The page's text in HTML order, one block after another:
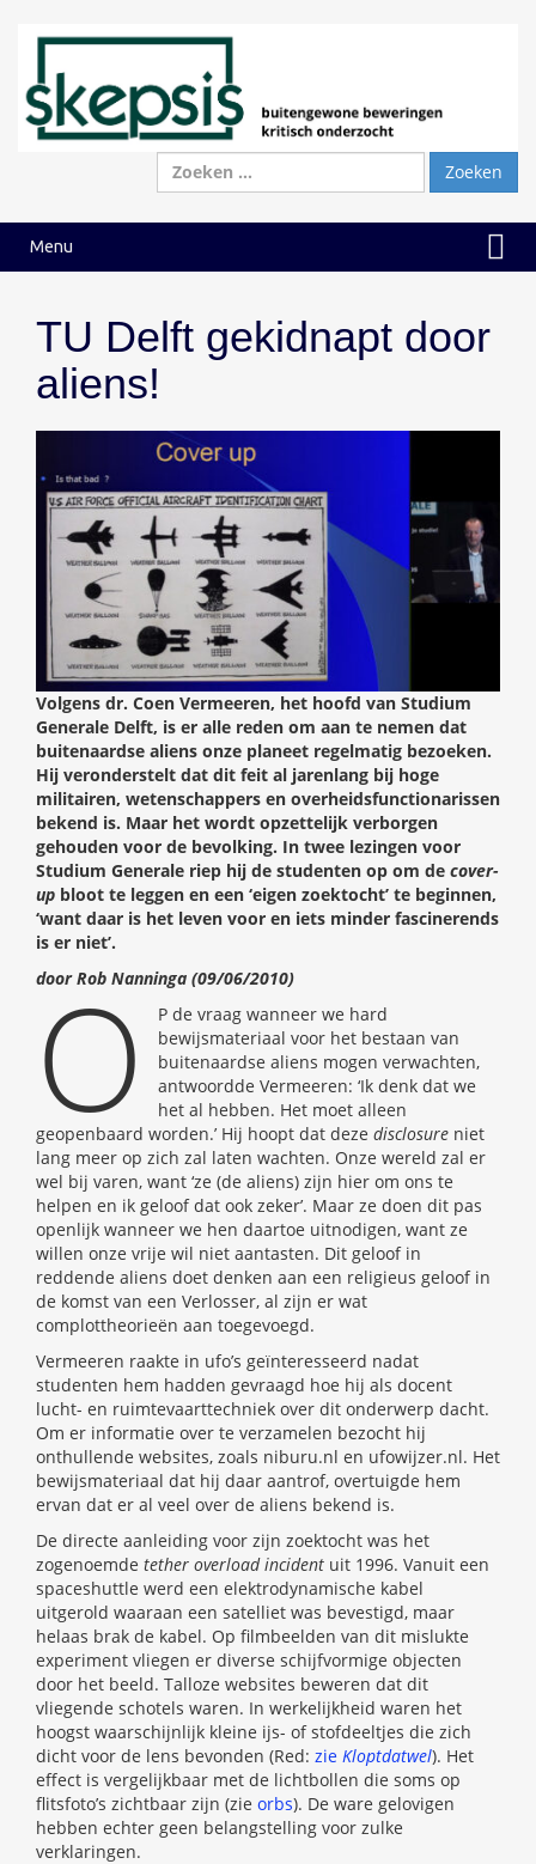
Zoeken
naar:
Menu
TU Delft gekidnapt door
aliens!
Volgens dr. Coen Vermeeren, het hoofd van Studium
Generale Delft, is er alle reden om aan te nemen dat
buitenaardse aliens onze planeet regelmatig bezoeken.
Hij veronderstelt dat dit feit al jarenlang bij hoge
militairen, wetenschappers en overheidsfunctionarissen
bekend is. Maar het wordt opzettelijk verborgen
gehouden voor de bevolking. In twee lezingen voor
Studium Generale riep hij de studenten op om de cover-
up bloot te leggen en een ‘eigen zoektocht’ te beginnen,
‘want daar is het leven voor en iets minder fascinerends
is er niet’.
door Rob Nanninga (09/06/2010)
O
P de vraag wanneer we hard
bewijsmateriaal voor het bestaan van
buitenaardse aliens mogen verwachten,
antwoordde Vermeeren: ‘Ik denk dat we
het al hebben. Het moet alleen
geopenbaard worden.’ Hij hoopt dat deze disclosure niet
lang meer op zich zal laten wachten. Onze wereld zal er
wel bij varen, want ‘ze (de aliens) zijn hier om ons te
helpen en ik geloof dat ook zeker’. Maar ze doen dit pas
openlijk wanneer we hen daartoe uitnodigen, want ze
willen onze vrije wil niet aantasten. Dit geloof in
reddende aliens doet denken aan een religieus geloof in
de komst van een Verlosser, al zijn er wat
complottheorieën aan toegevoegd.
Vermeeren raakte in ufo’s geïnteresseerd nadat
studenten hem hadden gevraagd hoe hij als docent
lucht- en ruimtevaarttechniek over dit onderwerp dacht.
Om er informatie over te verzamelen bezocht hij
onthullende websites, zoals niburu.nl en ufowijzer.nl. Het
bewijsmateriaal dat hij daar aantrof, overtuigde hem
ervan dat er al veel over de aliens bekend is.
De directe aanleiding voor zijn zoektocht was het
zogenoemde tether overload incident uit 1996. Vanuit een
spaceshuttle werd een elektrodynamische kabel
uitgerold waaraan een satelliet was bevestigd, maar
helaas brak de kabel. Op filmbeelden van dit mislukte
experiment vliegen er diverse schijfvormige objecten
door het beeld. Talloze websites beweren dat dit
vliegende schotels waren. In werkelijkheid waren het
hoogst waarschijnlijk kleine ijs- of stofdeeltjes die zich
dicht voor de lens bevonden (Red: zie Kloptdatwel). Het
effect is vergelijkbaar met de lichtbollen die soms op
flitsfoto’s zichtbaar zijn (zie orbs). De ware gelovigen
hebben echter geen belangstelling voor zulke
verklaringen.